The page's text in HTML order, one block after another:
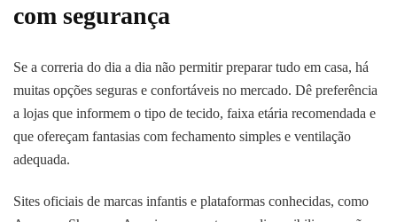
com segurança
Se a correria do dia a dia não permitir preparar tudo em casa, há
muitas opções seguras e confortáveis no mercado. Dê preferência
a lojas que informem o tipo de tecido, faixa etária recomendada e
que ofereçam fantasias com fechamento simples e ventilação
adequada.
Sites oficiais de marcas infantis e plataformas conhecidas, como